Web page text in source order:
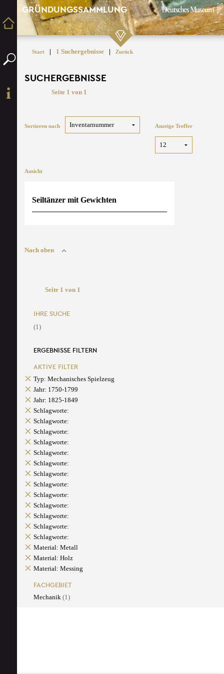
GRÜNDUNGSSAMMLUNG
Start | 1 Suchergebnisse | Zurück
SUCHERGEBNISSE
Seite 1 von 1
Sortieren nach Anzeige Treffer
Ansicht
Seiltänzer mit Gewichten
Nach oben
Seite 1 von 1
IHRE SUCHE
(1)
ERGEBNISSE FILTERN
AKTIVE FILTER
Typ: Mechanisches Spielzeug
Jahr: 1750-1799
Jahr: 1825-1849
Schlagworte:
Schlagworte:
Schlagworte:
Schlagworte:
Schlagworte:
Schlagworte:
Schlagworte:
Schlagworte:
Schlagworte:
Schlagworte:
Schlagworte:
Schlagworte:
Schlagworte:
Material: Metall
Material: Holz
Material: Messing
FACHGEBIET
Mechanik (1)